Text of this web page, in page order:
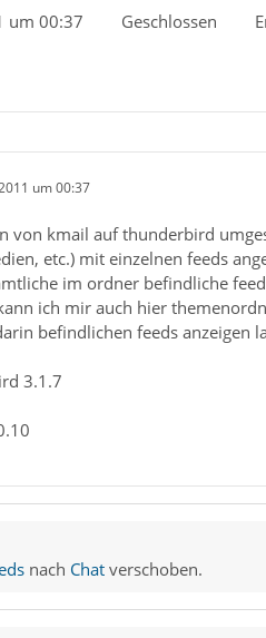
um 00:37 Geschlossen
um 00:37
von kmail auf thunderbird
etc.) mit einzelnen feeds
im ordner befindliche
ich mir auch hier
befindlichen feeds anzeigen
3.1.7
nach Chatverschoben.